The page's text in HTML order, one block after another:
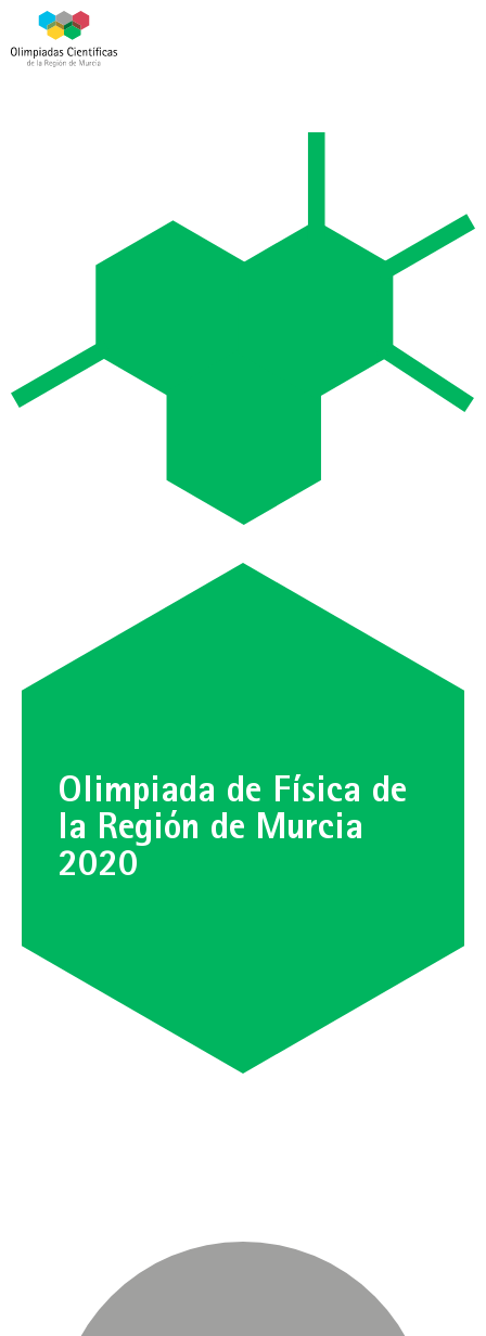
Olimpiada de Física de
la Región de Murcia
2020